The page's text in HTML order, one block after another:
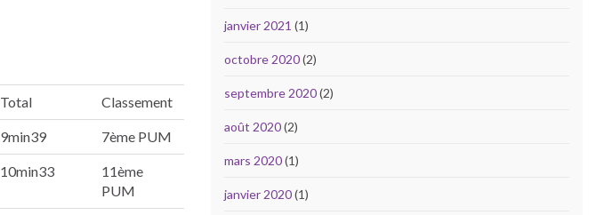
Total Classement
9min39 7ème PUM
10min33
11ème
PUM
janvier 2021 (1)
octobre 2020(2)
septembre 2020(2)
août 2020(2)
mars 2020(1)
janvier 2020(1)